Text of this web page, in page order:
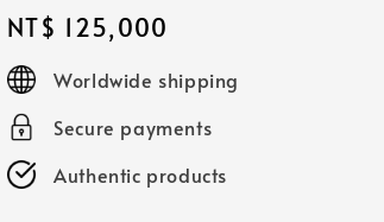
Regular
price
NT$ 125,000
Worldwide shipping
Secure payments
Authentic products